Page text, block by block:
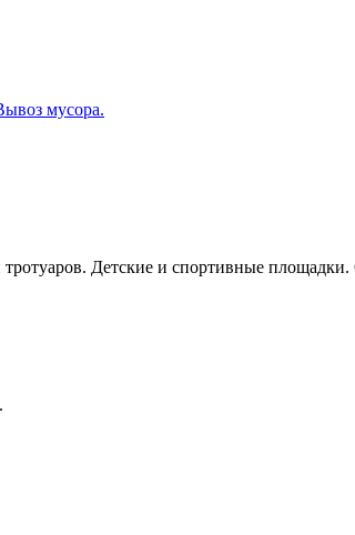
мусора.
Детские и спортивные